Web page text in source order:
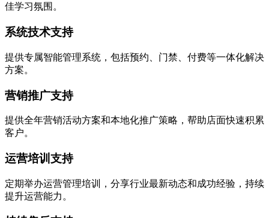
佳学习氛围。
系统技术支持
提供专属智能管理系统，包括预约、门禁、付费等一体化解决
方案。
营销推广支持
提供全年营销活动方案和本地化推广策略，帮助店面快速积累
客户。
运营培训支持
定期举办运营管理培训，分享行业最新动态和成功经验，持续
提升运营能力。